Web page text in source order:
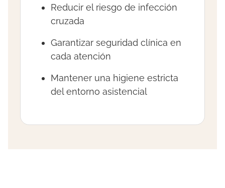
Reducir el riesgo de infección
cruzada
Garantizar seguridad clínica en
cada atención
Mantener una higiene estricta
del entorno asistencial